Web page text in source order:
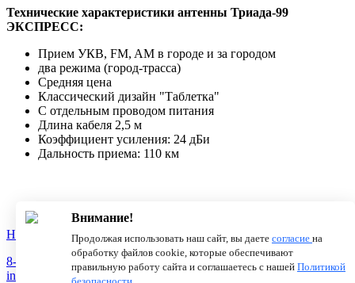
Технические характеристики антенны Триада-99
ЭКСПРЕСС:
Прием УКВ, FM, AM в городе и за городом
два режима (город-трасса)
Средняя цена
Классический дизайн "Таблетка"
С отдельным проводом питания
Длина кабеля 2,5 м
Коэффициент усиления: 24 дБи
Дальность приема: 110 км
Новости О компанииСтатьи
8-800-775-18-46
info@antenna.ru
Внимание!
Продолжая использовать наш сайт, вы даете согласие на
обработку файлов cookie, которые обеспечивают
правильную работу сайта и соглашаетесь с нашей Политикой